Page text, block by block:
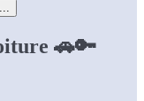
🚗🔑